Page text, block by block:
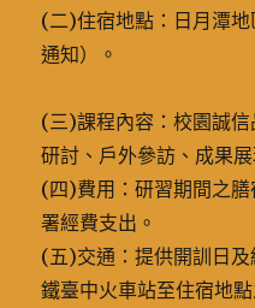
(二)住宿地點：日月潭
通知）。
(三)課程內容：校園誠
研討、戶外參訪、成果
(四)費用：研習期間之
署經費支出。
(五)交通：提供開訓日
鐵臺中火車站至住宿地